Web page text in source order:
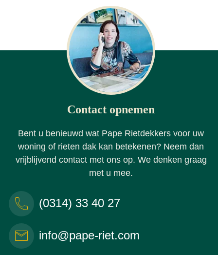
Contact opnemen
Bent u benieuwd wat Pape Rietdekkers voor uw
woning of rieten dak kan betekenen? Neem dan
vrijblijvend contact met ons op. We denken graag
met u mee.
(0314) 33 40 27
info@pape-riet.com